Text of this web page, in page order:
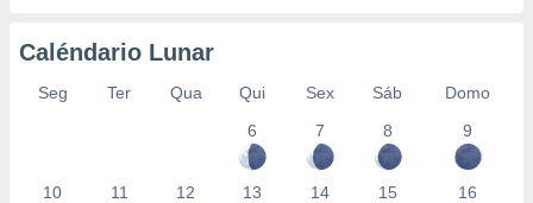
Caléndario Lunar
Seg Ter Qua Qui Sex Sáb
Domo
6
7 8 9
10 11 12 13 14 15 16